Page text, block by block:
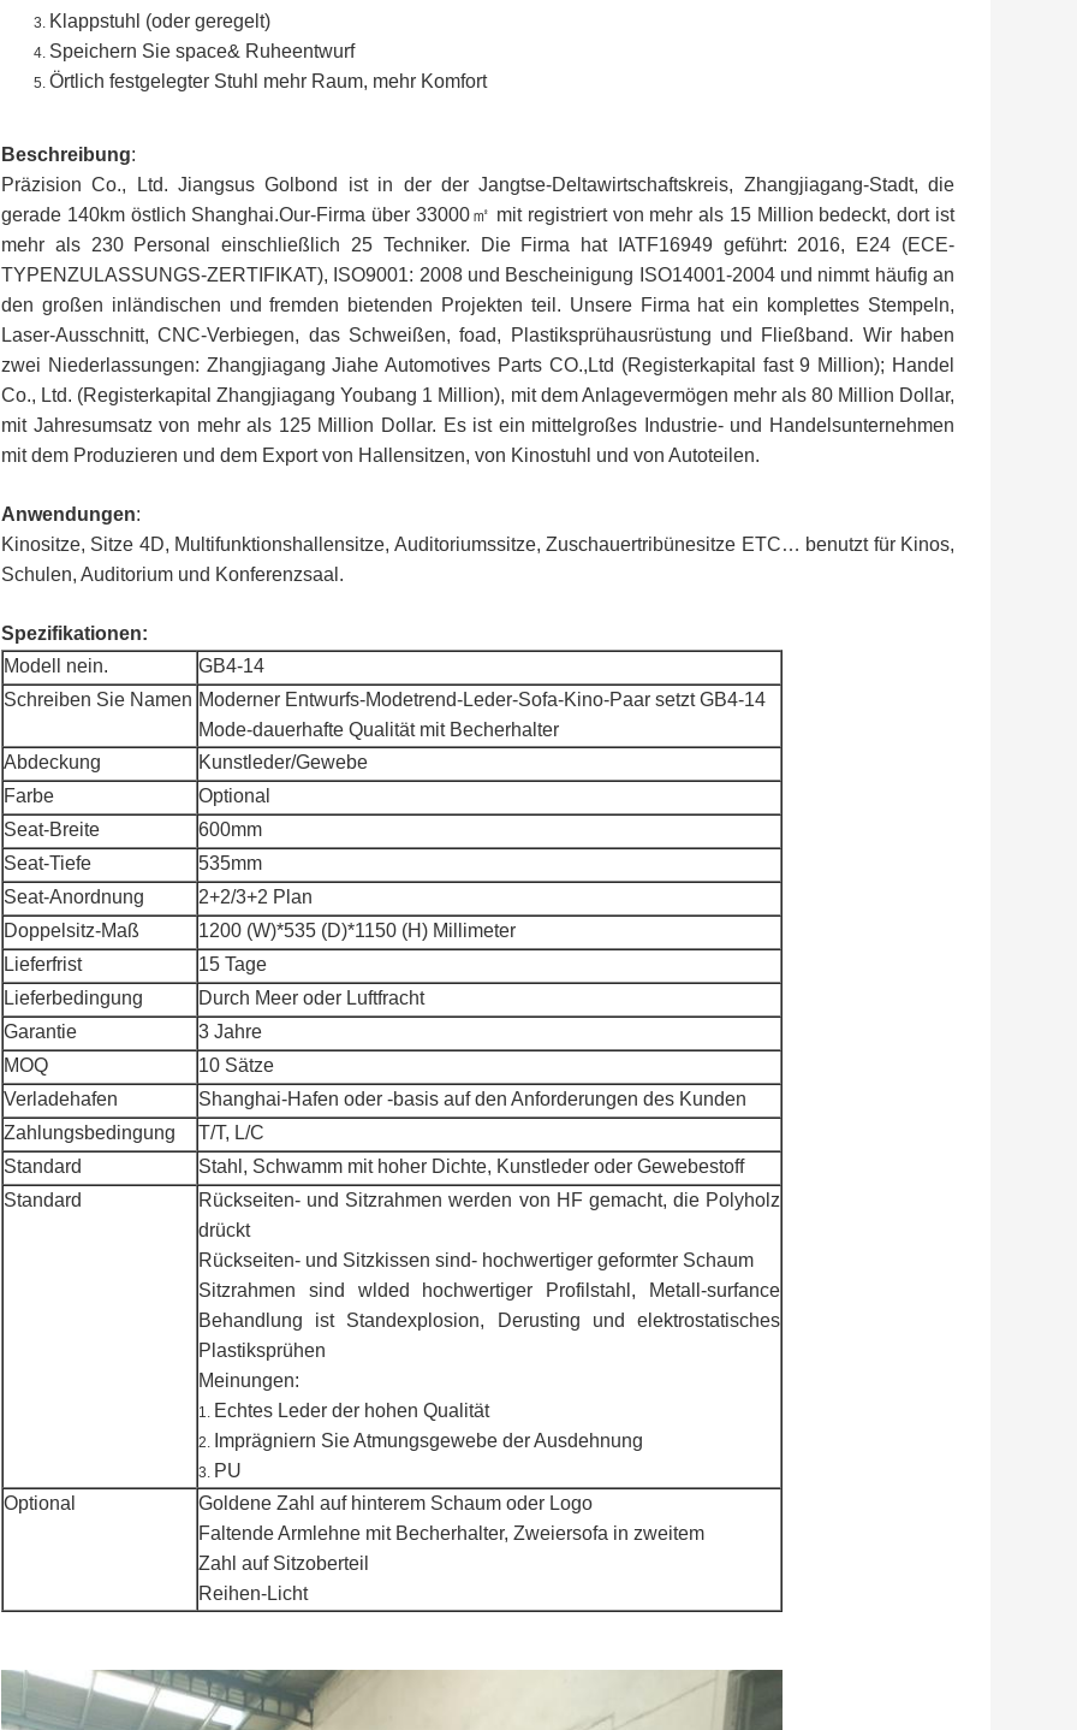
Klappstuhl (oder geregelt)
Speichern Sie space& Ruheentwurf
Örtlich festgelegter Stuhl mehr Raum, mehr Komfort
Beschreibung:
Präzision Co., Ltd. Jiangsus Golbond ist in der der Jangtse-Deltawirtschaftskreis, Zhangjiagang-Stadt, die
gerade 140km östlich Shanghai.Our-Firma über 33000㎡ mit registriert von mehr als 15 Million bedeckt, dort ist
mehr als 230 Personal einschließlich 25 Techniker. Die Firma hat IATF16949 geführt: 2016, E24 (ECE-
TYPENZULASSUNGS-ZERTIFIKAT), ISO9001: 2008 und Bescheinigung ISO14001-2004 und nimmt häufig an
den großen inländischen und fremden bietenden Projekten teil. Unsere Firma hat ein komplettes Stempeln,
Laser-Ausschnitt, CNC-Verbiegen, das Schweißen, foad, Plastiksprühausrüstung und Fließband. Wir haben
zwei Niederlassungen: Zhangjiagang Jiahe Automotives Parts CO.,Ltd (Registerkapital fast 9 Million); Handel
Co., Ltd. (Registerkapital Zhangjiagang Youbang 1 Million), mit dem Anlagevermögen mehr als 80 Million Dollar,
mit Jahresumsatz von mehr als 125 Million Dollar. Es ist ein mittelgroßes Industrie- und Handelsunternehmen
mit dem Produzieren und dem Export von Hallensitzen, von Kinostuhl und von Autoteilen.
Anwendungen:
Kinositze, Sitze 4D, Multifunktionshallensitze, Auditoriumssitze, Zuschauertribünesitze ETC… benutzt für Kinos,
Schulen, Auditorium und Konferenzsaal.
Spezifikationen:
Modell nein.
GB4-14
Schreiben Sie Namen Moderner Entwurfs-Modetrend-Leder-Sofa-Kino-Paar setzt GB4-14
Mode-dauerhafte Qualität mit Becherhalter
Abdeckung
Kunstleder/Gewebe
Farbe
Optional
Seat-Breite
600mm
Seat-Tiefe
535mm
Seat-Anordnung
2+2/3+2 Plan
Doppelsitz-Maß
1200 (W)*535 (D)*1150 (H) Millimeter
Lieferfrist
15 Tage
Lieferbedingung
Durch Meer oder Luftfracht
Garantie
3 Jahre
MOQ
10 Sätze
Verladehafen
Shanghai-Hafen oder -basis auf den Anforderungen des Kunden
Zahlungsbedingung
T/T, L/C
Standard
Stahl, Schwamm mit hoher Dichte, Kunstleder oder Gewebestoff
Standard
Rückseiten- und Sitzrahmen werden von HF gemacht, die Polyholz
drückt
Rückseiten- und Sitzkissen sind- hochwertiger geformter Schaum
Sitzrahmen sind wlded hochwertiger Profilstahl, Metall-surfance
Behandlung ist Standexplosion, Derusting und elektrostatisches
Plastiksprühen
Meinungen:
1. Echtes Leder der hohen Qualität
2. Imprägniern Sie Atmungsgewebe der Ausdehnung
3. PU
Optional
Goldene Zahl auf hinterem Schaum oder Logo
Faltende Armlehne mit Becherhalter, Zweiersofa in zweitem
Zahl auf Sitzoberteil
Reihen-Licht